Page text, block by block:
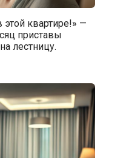
квартире!» —
приставы
лестницу.